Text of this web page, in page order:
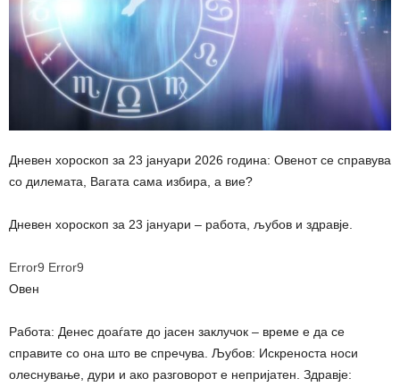
Дневен хороскоп за 23 јануари 2026 година: Овенот се справува
со дилемата, Вагата сама избира, а вие?
Дневен хороскоп за 23 јануари – работа, љубов и здравје.
Error9 Error9
Овен
Работа: Денес доаѓате до јасен заклучок – време е да се
справите со она што ве спречува. Љубов: Искреноста носи
олеснување, дури и ако разговорот е непријатен. Здравје: